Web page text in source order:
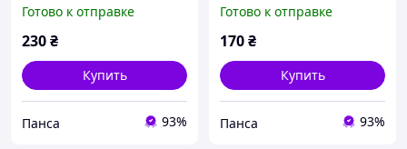
Готово к отправке
230₴
Купить
Панса 93%
(l_13850)
Готово к отправке
170₴
Купить
Панса 93%